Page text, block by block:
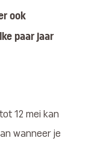
ook
paar jaar
12 mei kan
wanneer je